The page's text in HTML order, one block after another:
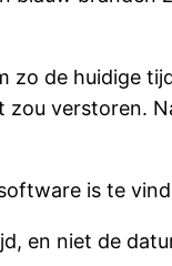
zo de huidige
zou verstoren.
is te
en niet de